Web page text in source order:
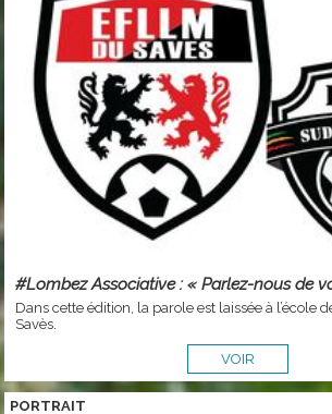
#Lombez Associative : « Parlez-nous de
Dans cette édition, la parole est laissée à l’école
Savès.
VOIR
PORTRAIT